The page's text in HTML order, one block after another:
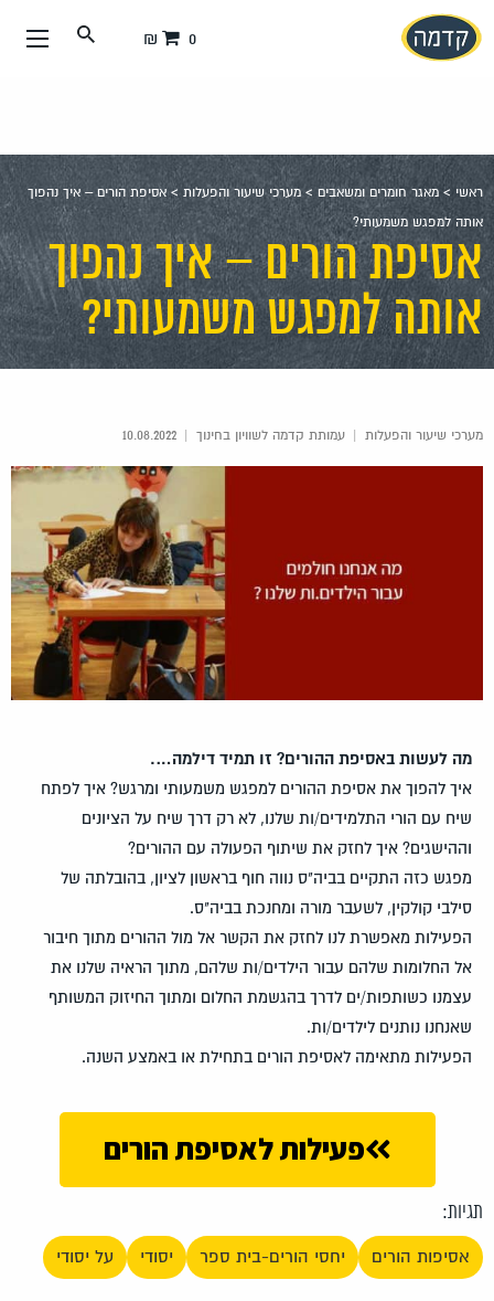
עבור
אל
0 ₪
ראשי > מאגר חומרים ומשאבים >מערכי שיעור והפעלות >אסיפת הורים – איך נהפוך
אותה למפגש משמעותי?
אסיפת הורים – איך נהפוך
אותה למפגש משמעותי?
מערכי שיעור והפעלות | עמותת קדמה לשוויון בחינוך |
מה לעשות באסיפת ההורים? זו תמיד דילמה….
איך להפוך את אסיפת ההורים למפגש משמעותי ומרגש? איך לפתח
שיח עם הורי התלמידים/ות שלנו, לא רק דרך שיח על הציונים
וההישגים? איך לחזק את שיתוף הפעולה עם ההורים?
מפגש כזה התקיים בביה"ס נווה חוף בראשון לציון, בהובלתה של
סילבי קולקין, לשעבר מורה ומחנכת בביה"ס.
הפעילות מאפשרת לנו לחזק את הקשר אל מול ההורים מתוך חיבור
אל החלומות שלהם עבור הילדים/ות שלהם, מתוך הראיה שלנו את
עצמנו כשותפות/ים לדרך בהגשמת החלום ומתוך החיזוק המשותף
שאנחנו נותנים לילדים/ות.
הפעילות מתאימה לאסיפת הורים בתחילת או באמצע השנה.
פעילות לאסיפת הורים
תגיות:
אסיפות הורים יחסי הורים-בית ספר יסודי על יסודי